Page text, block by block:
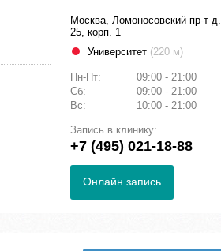
Москва, Ломоносовский пр-т д.
25, корп. 1
Университет (220 м)
Пн-Пт:
09:00 - 21:00
Сб:
09:00 - 21:00
Вс:
10:00 - 21:00
Запись в клинику:
+7 (495) 021-18-88
Онлайн запись